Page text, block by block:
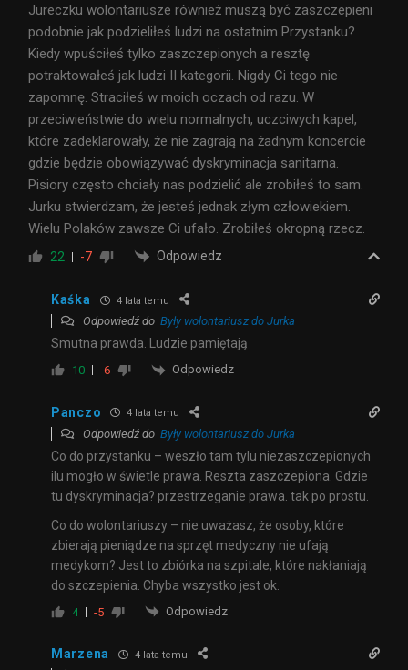
Jureczku wolontariusze również muszą być zaszczepieni
podobnie jak podzieliłeś ludzi na ostatnim Przystanku?
Kiedy wpuściłeś tylko zaszczepionych a resztę
potraktowałeś jak ludzi II kategorii. Nigdy Ci tego nie
zapomnę. Straciłeś w moich oczach od razu. W
przeciwieństwie do wielu normalnych, uczciwych kapel,
które zadeklarowały, że nie zagrają na żadnym koncercie
gdzie będzie obowiązywać dyskryminacja sanitarna.
Pisiory często chciały nas podzielić ale zrobiłeś to sam.
Jurku stwierdzam, że jesteś jednak złym człowiekiem.
Wielu Polaków zawsze Ci ufało. Zrobiłeś okropną rzecz.
22 -7 Odpowiedz
Kaśka 4 lata temu
Odpowiedź do Były wolontariusz do Jurka
Smutna prawda. Ludzie pamiętają
10 -6 Odpowiedz
Panczo 4 lata temu
Odpowiedź do Były wolontariusz do Jurka
Co do przystanku – weszło tam tylu niezaszczepionych
ilu mogło w świetle prawa. Reszta zaszczepiona. Gdzie
tu dyskryminacja? przestrzeganie prawa. tak po prostu.
Co do wolontariuszy – nie uważasz, że osoby, które
zbierają pieniądze na sprzęt medyczny nie ufają
medykom? Jest to zbiórka na szpitale, które nakłaniają
do szczepienia. Chyba wszystko jest ok.
4 -5 Odpowiedz
Marzena 4 lata temu